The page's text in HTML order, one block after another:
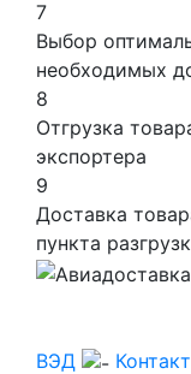
7
Выбор
необходимых
8
Отгрузка
экспортера
9
Доставка
пункта
ВЭД